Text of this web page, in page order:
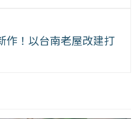
作！以台南老屋改建打